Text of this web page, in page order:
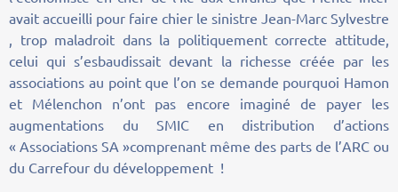
avait accueilli pour faire chier le sinistre Jean-Marc Sylvestre
, trop maladroit dans la politiquement correcte attitude,
celui qui s’esbaudissait devant la richesse créée par les
associations au point que l’on se demande pourquoi Hamon
et Mélenchon n’ont pas encore imaginé de payer les
augmentations du SMIC en distribution d’actions
« Associations SA »comprenant même des parts de l’ARC ou
du Carrefour du développement !